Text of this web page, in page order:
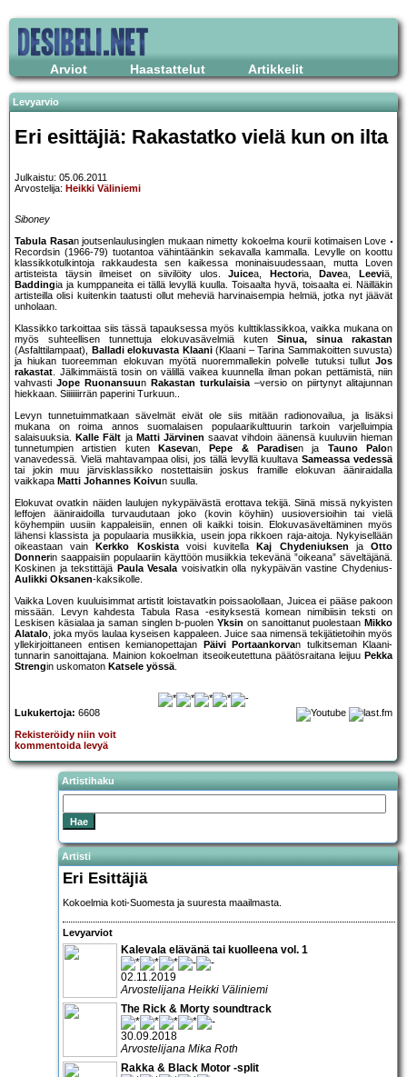
Arviot Haastattelut Artikkelit
Levyarvio
Eri esittäjiä: Rakastatko vielä kun on ilta
Julkaistu: 05.06.2011
Arvostelija: Heikki Väliniemi
Siboney
Tabula Rasan joutsenlaulusinglen mukaan nimetty kokoelma kourii kotimaisen Love
Recordsin (1966-79) tuotantoa vähintäänkin sekavalla kammalla. Levylle on koottu
klassikkotulkintoja rakkaudesta sen kaikessa moninaisuudessaan, mutta Loven
artisteista täysin ilmeiset on siivilöity ulos.Juicea, Hectoria, Davea, Leeviä,
Baddingia ja kumppaneita ei tällä levyllä kuulla. Toisaalta hyvä, toisaalta ei. Näilläkin
artisteilla olisi kuitenkin taatusti ollut meheviä harvinaisempia helmiä, jotka nyt jäävät
unholaan.
Klassikko tarkoittaa siis tässä tapauksessa myös kulttiklassikkoa, vaikka mukana on
myös suhteellisen tunnettuja elokuvasävelmiä kuten Sinua, sinua rakastan
(Asfalttilampaat), Balladi elokuvasta Klaani(Klaani – Tarina Sammakoitten suvusta)
ja hiukan tuoreemman elokuvan myötä nuoremmallekin polvelle tutuksi tullut Jos
rakastat. Jälkimmäistä tosin on välillä vaikea kuunnella ilman pokan pettämistä, niin
vahvasti Jope Ruonansuun Rakastan turkulaisia–versio on piirtynyt alitajunnan
hiekkaan. Siiiiiiirrän paperini Turkuun..
Levyn tunnetuimmatkaan sävelmät eivät ole siis mitään radionovailua, ja lisäksi
mukana on roima annos suomalaisen populaarikulttuurin tarkoin varjelluimpia
salaisuuksia. Kalle Fält ja Matti Järvinen saavat vihdoin äänensä kuuluviin hieman
tunnetumpien artistien kuten
Kasevan, Pepe & Paradisen ja Tauno Palon
vanavedessä. Vielä mahtavampaa olisi, jos tällä levyllä kuultavaSameassa vedessä
tai jokin muu järvisklassikko nostettaisiin joskus framille elokuvan ääniraidalla
vaikkapa Matti Johannes Koivun suulla.
Elokuvat ovatkin näiden laulujen nykypäivästä erottava tekijä. Siinä missä nykyisten
leffojen ääniraidoilla turvaudutaan joko (kovin köyhiin) uusioversioihin tai vielä
köyhempiin uusiin kappaleisiin, ennen oli kaikki toisin. Elokuvasäveltäminen myös
lähensi klassista ja populaaria musiikkia, usein jopa rikkoen raja-aitoja. Nykyisellään
oikeastaan vain
Kerkko Koskistavoisi kuvitella Kaj Chydeniuksen jaOtto
Donnerin saappaisiin populaariin käyttöön musiikkia tekevänä ”oikeana” säveltäjänä.
Koskinen ja tekstittäjä Paula Vesalavoisivatkin olla nykypäivän vastine Chydenius-
Aulikki Oksanen-kaksikolle.
Vaikka Loven kuuluisimmat artistit loistavatkin poissaolollaan, Juicea ei pääse pakoon
missään. Levyn kahdesta Tabula Rasa -esityksestä komean nimibiisin teksti on
Leskisen käsialaa ja saman singlen b-puolenYksin on sanoittanut puolestaan Mikko
Alatalo, joka myös laulaa kyseisen kappaleen. Juice saa nimensä tekijätietoihin myös
yllekirjoittaneen entisen kemianopettajan
Päivi Portaankorvan tulkitseman Klaani-
tunnarin sanoittajana. Mainion kokoelman itseoikeutettuna päätösraitana leijuu Pekka
Strengin uskomaton Katsele yössä.
Lukukertoja: 6608
Rekisteröidy niin voit
kommentoida levyä
Artistihaku
Artisti
Eri Esittäjiä
Kokoelmia koti-Suomesta ja suuresta maailmasta.
Levyarviot
Kalevala elävänä tai kuolleena vol. 1
02.11.2019
Arvostelijana Heikki Väliniemi
The Rick & Morty soundtrack
30.09.2018
Arvostelijana Mika Roth
Rakka & Black Motor -split